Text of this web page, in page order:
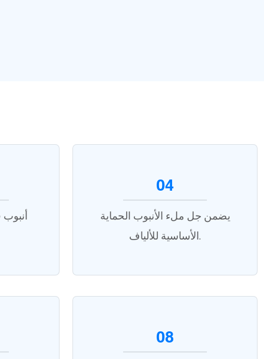
04
يضمن جل ملء الأنبوب الحماية
الأساسية للألياف.
08